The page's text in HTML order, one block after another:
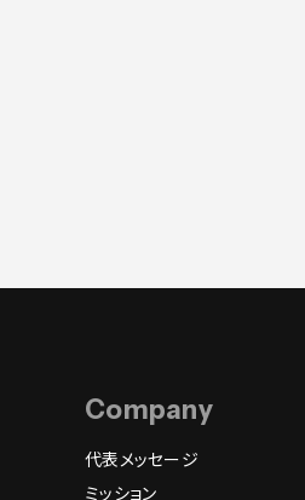
Company
代表メッセージ
ミッション